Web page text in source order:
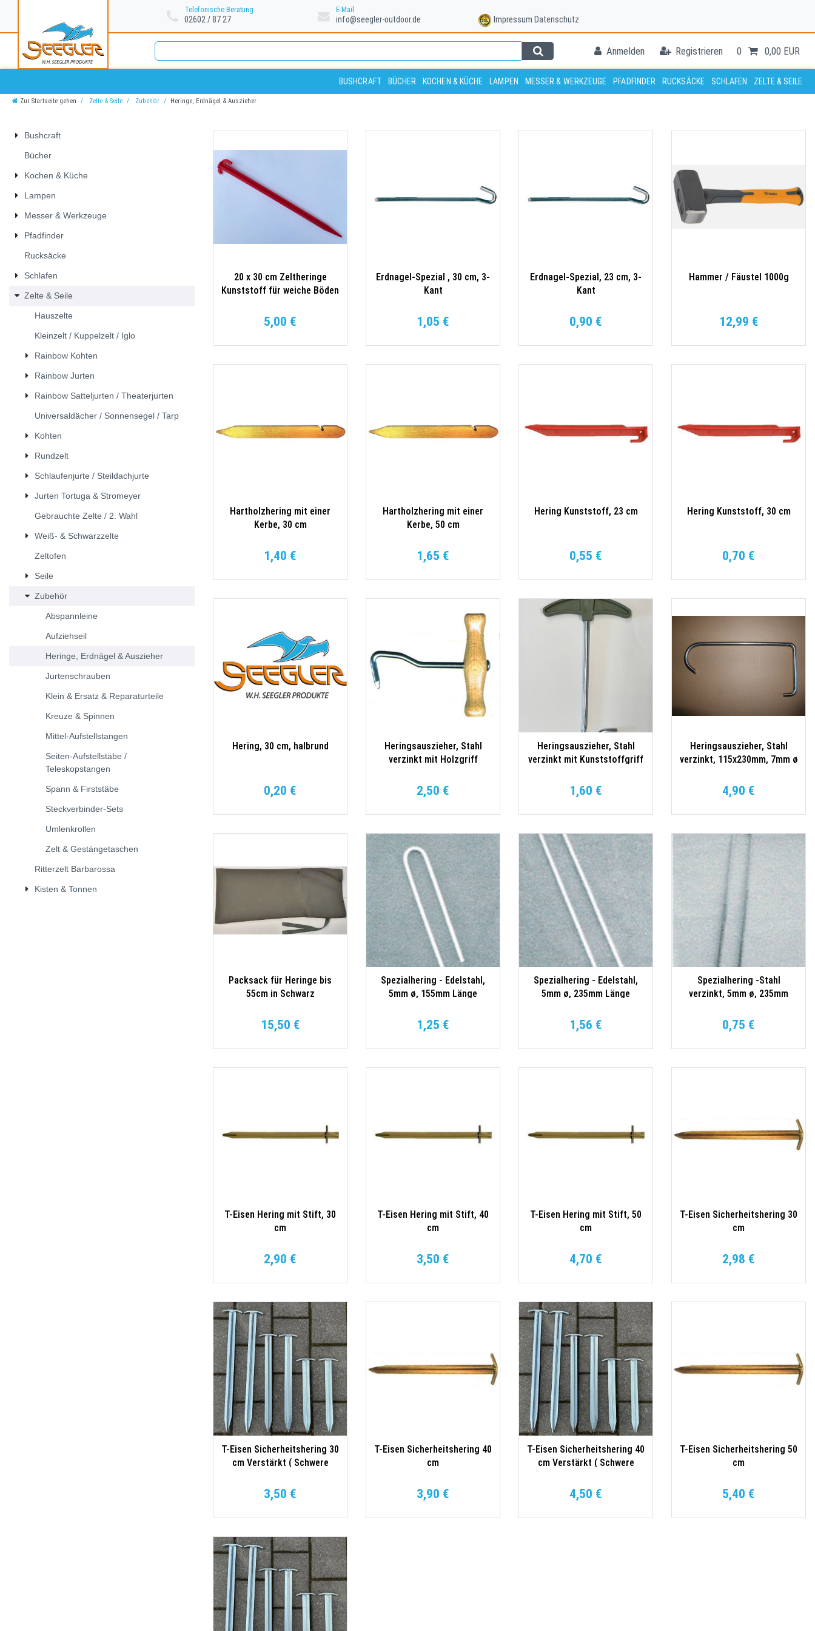
Telefonische Beratung
02602 / 87 27
E-Mail
info@seegler-outdoor.de Impressum Datenschutz
Anmelden Registrieren 0 0,00 EUR
BUSHCRAFT BÜCHER KOCHEN & KÜCHE LAMPEN MESSER & WERKZEUGE PFADFINDER RUCKSÄCKE SCHLAFEN ZELTE & SEILE
Zur Startseite gehen Zelte & Seile Zubehör Heringe, Erdnägel & Auszieher
Bushcraft
Bücher
Kochen & Küche
Lampen
Messer & Werkzeuge
Pfadfinder
Rucksäcke
Schlafen
Zelte & Seile
Hauszelte
Kleinzelt / Kuppelzelt / Iglo
Rainbow Kohten
Rainbow Jurten
Rainbow Satteljurten / Theaterjurten
Universaldächer / Sonnensegel / Tarp
Kohten
Rundzelt
Schlaufenjurte / Steildachjurte
Jurten Tortuga & Stromeyer
Gebrauchte Zelte / 2. Wahl
Weiß- & Schwarzzelte
Zeltofen
Seile
Zubehör
Abspannleine
Aufziehseil
Heringe, Erdnägel & Auszieher
Jurtenschrauben
Klein & Ersatz & Reparaturteile
Kreuze & Spinnen
Mittel-Aufstellstangen
Seiten-Aufstellstäbe /
Teleskopstangen
Spann & Firststäbe
Steckverbinder-Sets
Umlenkrollen
Zelt & Gestängetaschen
Ritterzelt Barbarossa
Kisten & Tonnen
20 x 30 cm Zeltheringe
Kunststoff für weiche Böden
Stück
5,00 €
Erdnagel-Spezial , 30 cm, 3-
Kant
1,05 €
Erdnagel-Spezial, 23 cm, 3-
Kant
0,90 €
Hammer / Fäustel 1000g
12,99 €
Hartholzhering mit einer
Kerbe, 30 cm
1,40 €
Hartholzhering mit einer
Kerbe, 50 cm
1,65 €
Hering Kunststoff, 23 cm
0,55 €
Hering Kunststoff, 30 cm
0,70 €
Hering, 30 cm, halbrund
0,20 €
Heringsauszieher, Stahl
verzinkt mit Holzgriff
2,50 €
Heringsauszieher, Stahl
verzinkt mit Kunststoffgriff
1,60 €
Heringsauszieher, Stahl
verzinkt, 115x230mm, 7mm ø
4,90 €
Packsack für Heringe bis
55cm in Schwarz
15,50 €
Spezialhering - Edelstahl,
5mm ø, 155mm Länge
1,25 €
Spezialhering - Edelstahl,
5mm ø, 235mm Länge
1,56 €
Spezialhering -Stahl
verzinkt, 5mm ø, 235mm
0,75 €
T-Eisen Hering mit Stift, 30
cm
2,90 €
T-Eisen Hering mit Stift, 40
cm
3,50 €
T-Eisen Hering mit Stift, 50
cm
4,70 €
T-Eisen Sicherheitshering 30
cm
2,98 €
T-Eisen Sicherheitshering 30
cm Verstärkt ( Schwere
3,50 €
T-Eisen Sicherheitshering 40
cm
3,90 €
T-Eisen Sicherheitshering 40
cm Verstärkt ( Schwere
4,50 €
T-Eisen Sicherheitshering 50
cm
5,40 €